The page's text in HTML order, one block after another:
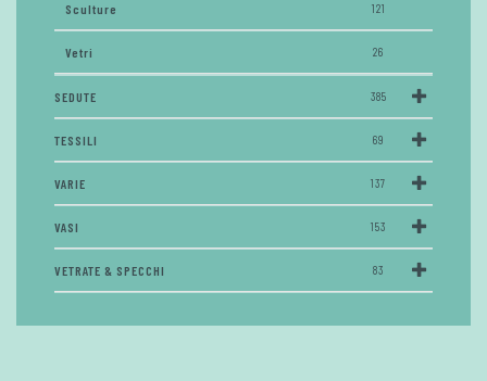
Sculture 121
Vetri 26
SEDUTE 385
TESSILI 69
VARIE 137
VASI 153
VETRATE & SPECCHI 83